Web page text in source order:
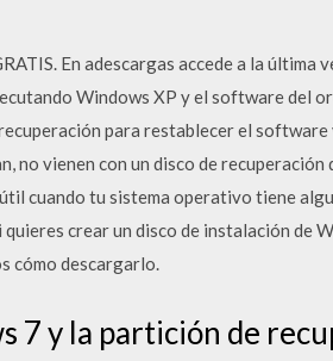
En adescargas accede a la última
Windows XP y el software del
para restablecer el software
vienen con un disco de recuperación
cuando tu sistema operativo tiene
crear un disco de instalación de
cómo descargarlo.
7 y la partición de